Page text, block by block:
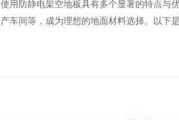
使用防静电架空地板具有多个显著的特点与
产车间等，成为理想的地面材料选择。以下